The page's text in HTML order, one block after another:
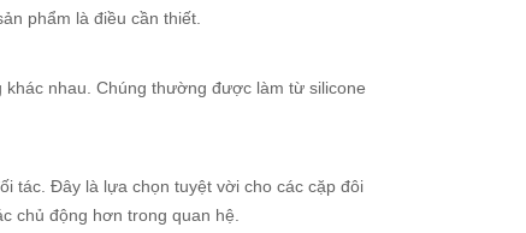
phẩm là điều cần thiết.
nhau. Chúng thường được làm từ silicone
tác. Đây là lựa chọn tuyệt vời cho các cặp đôi
chủ động hơn trong quan hệ.